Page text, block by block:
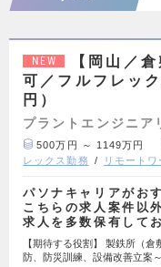
NEW
【岡山／
可／フルフレッ
円）
プラントエンジニア
500万円 ～ 1149万円
レックス勤務
リモート
パソナキャリアがお
こちらの求人案件以
求人を多数保有して
【期待する役割】 製鉄所（
防、防災訓練、設備改善立案